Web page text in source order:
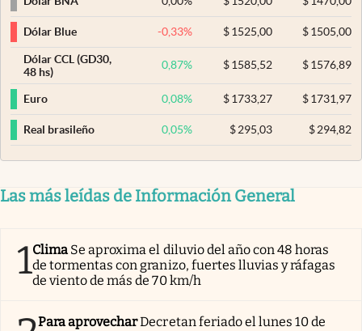
Dólar Blue -0,33% $ 1525,00 $1505,00
Dólar CCL (GD30,
48 hs)
0,87% $ 1585,52 $1576,89
Euro 0,08% $ 1733,27 $1731,97
Real brasileño 0,05% $ 295,03 $294,82
Las más leídas de Información General
1Clima Se aproxima el diluvio del año con 48 horas
de tormentas con granizo, fuertes lluvias y ráfagas
de viento de más de 70 km/h
Para aprovecharDecretan feriado el lunes 10 de